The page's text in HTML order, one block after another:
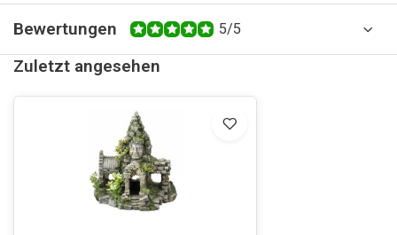
Bewertungen 5/5
Zuletzt angesehen